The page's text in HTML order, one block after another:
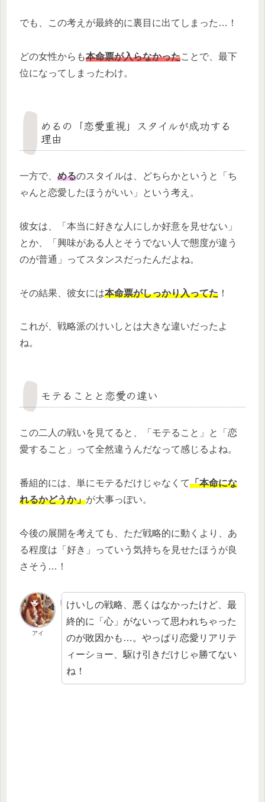
でも、この考えが最終的に裏目に出てしまった…！
どの女性からも本命票が入らなかったことで、最下
位になってしまったわけ。
めるの「恋愛重視」スタイルが成功する
理由
一方で、 めるのスタイルは、どちらかというと「ち
ゃんと恋愛したほうがいい」という考え。
彼女は、「本当に好きな人にしか好意を見せない」
とか、「興味がある人とそうでない人で態度が違う
のが普通」ってスタンスだったんだよね。
その結果、彼女には本命票がしっかり入ってた ！
これが、戦略派のけいしとは大きな違いだったよ
ね。
モテることと恋愛の違い
この二人の戦いを見てると、「モテること」と「恋
愛すること」って全然違うんだなって感じるよね。
番組的には、単にモテるだけじゃなくて「本命にな
れるかどうか」が大事っぽい。
今後の展開を考えても、ただ戦略的に動くより、あ
る程度は「好き」っていう気持ちを見せたほうが良
さそう…！
アイ
けいしの戦略、悪くはなかったけど、最
終的に「心」がないって思われちゃった
のが敗因かも…。やっぱり恋愛リアリテ
ィーショー、駆け引きだけじゃ勝てない
ね！